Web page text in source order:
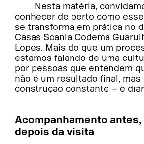
Nesta matéria,
conhecer de perto como
se transforma em prática no
Casas Scania Codema
Lopes. Mais do que um
estamos falando de uma
por pessoas que entendem
não é um resultado final, mas
construção constante – e
Acompanhamento
depois da visita